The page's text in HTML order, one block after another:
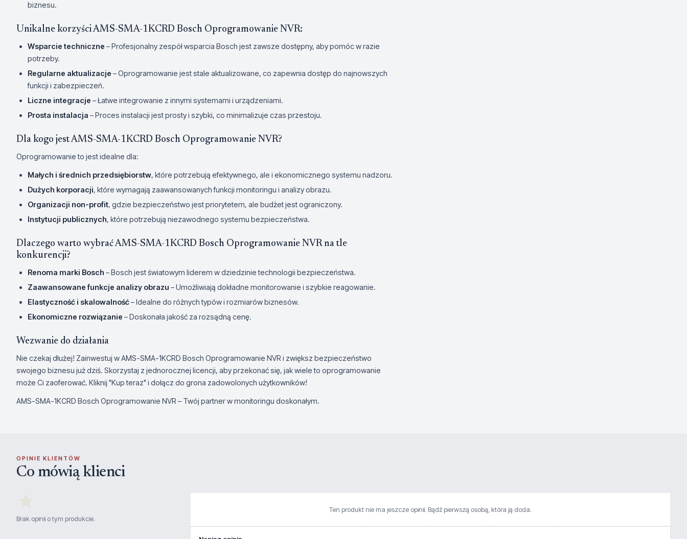
biznesu.
Unikalne korzyści AMS-SMA-1KCRD Bosch Oprogramowanie NVR:
Wsparcie techniczne – Profesjonalny zespół wsparcia Bosch jest zawsze dostępny, aby pomóc w razie
potrzeby.
Regularne aktualizacje – Oprogramowanie jest stale aktualizowane, co zapewnia dostęp do najnowszych
funkcji i zabezpieczeń.
Liczne integracje – Łatwe integrowanie z innymi systemami i urządzeniami.
Prosta instalacja – Proces instalacji jest prosty i szybki, co minimalizuje czas przestoju.
Dla kogo jest AMS-SMA-1KCRD Bosch Oprogramowanie NVR?
Oprogramowanie to jest idealne dla:
Małych i średnich przedsiębiorstw, które potrzebują efektywnego, ale i ekonomicznego systemu nadzoru.
Dużych korporacji, które wymagają zaawansowanych funkcji monitoringu i analizy obrazu.
Organizacji non-profit, gdzie bezpieczeństwo jest priorytetem, ale budżet jest ograniczony.
Instytucji publicznych, które potrzebują niezawodnego systemu bezpieczeństwa.
Dlaczego warto wybrać AMS-SMA-1KCRD Bosch Oprogramowanie NVR na tle
konkurencji?
Renoma marki Bosch – Bosch jest światowym liderem w dziedzinie technologii bezpieczeństwa.
Zaawansowane funkcje analizy obrazu – Umożliwiają dokładne monitorowanie i szybkie reagowanie.
Elastyczność i skalowalność– Idealne do różnych typów i rozmiarów biznesów.
Ekonomiczne rozwiązanie – Doskonała jakość za rozsądną cenę.
Wezwanie do działania
Nie czekaj dłużej! Zainwestuj w AMS-SMA-1KCRD Bosch Oprogramowanie NVR i zwiększ bezpieczeństwo
swojego biznesu już dziś. Skorzystaj z jednorocznej licencji, aby przekonać się, jak wiele to oprogramowanie
może Ci zaoferować. Kliknij "Kup teraz" i dołącz do grona zadowolonych użytkowników!
AMS-SMA-1KCRD Bosch Oprogramowanie NVR – Twój partner w monitoringu doskonałym.
OPINIE KLIENTÓW
Co mówią klienci
Brak opinii o tym produkcie.
Ten produkt nie ma jeszcze opinii. Bądź pierwszą osobą, która ją doda.